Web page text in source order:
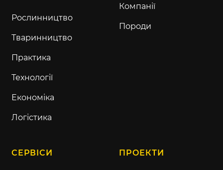
Рослинництво
Тваринництво
Практика
Технології
Економіка
Логістика
Компанії
Породи
СЕРВІСИ ПРОЕКТИ